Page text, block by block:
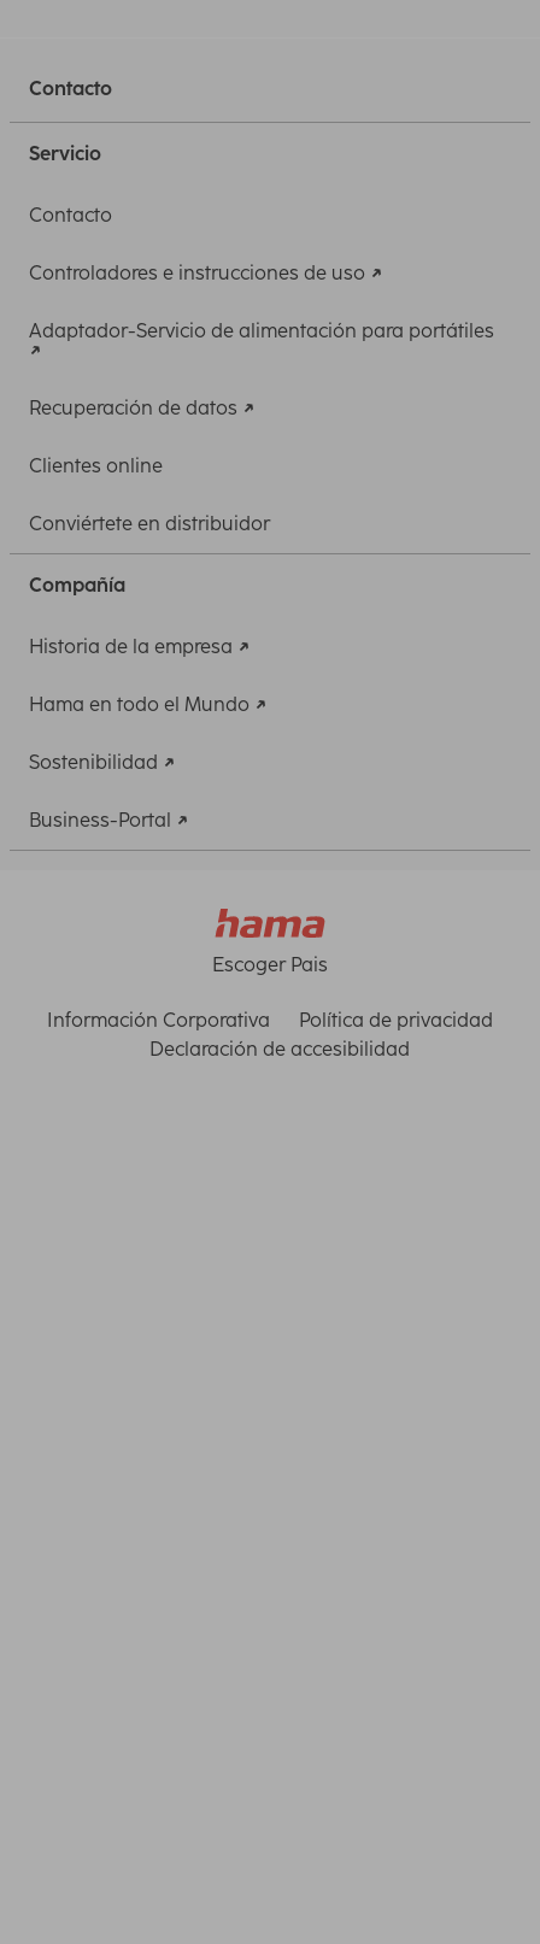
Contacto
Servicio
Contacto
Controladores e instrucciones de uso
Adaptador-Servicio de alimentación para portátiles
Recuperación de datos
Clientes online
Conviértete en distribuidor
Compañía
Historia de la empresa
Hama en todo el Mundo
Sostenibilidad
Business-Portal
Escoger Pais
Información Corporativa
Política de privacidad
Declaración de accesibilidad